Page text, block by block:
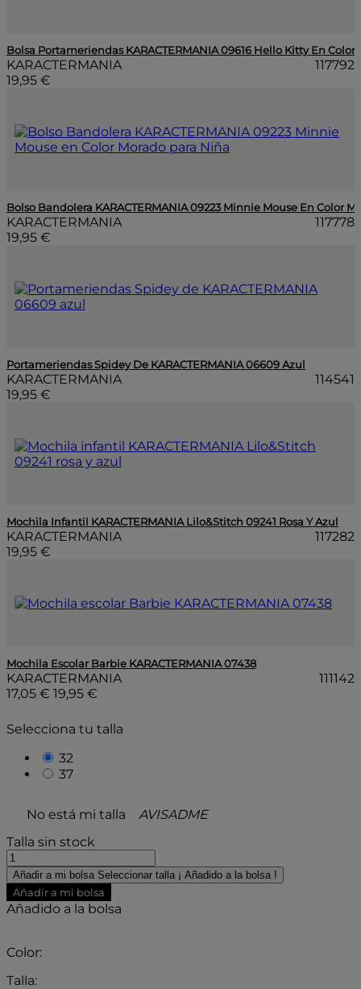
Bolsa Portameriendas KARACTERMANIA 09616 Hello Kitty En Color
KARACTERMANIA
117792
19,95 €
Bolso Bandolera KARACTERMANIA 09223 Minnie Mouse En Color
KARACTERMANIA
117778
19,95 €
Portameriendas Spidey De KARACTERMANIA 06609 Azul
KARACTERMANIA
114541
19,95 €
Mochila Infantil KARACTERMANIA Lilo&Stitch 09241 Rosa Y Azul
KARACTERMANIA
117282
19,95 €
Mochila Escolar Barbie KARACTERMANIA 07438
KARACTERMANIA
111142
17,05 € 19,95 €
Selecciona tu talla
32
37
No está mi talla
AVISADME
Talla sin stock
Añadir a mi bolsa Seleccionar talla ¡ Añadido a la bolsa !
Añadir a mi bolsa
Añadido a la bolsa
Color:
Talla: